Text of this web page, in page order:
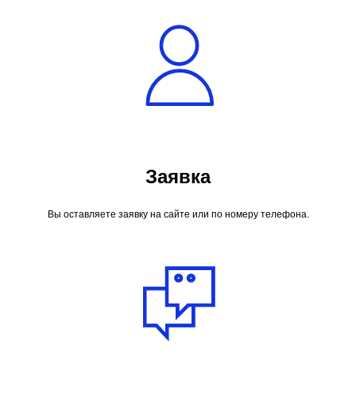
Заявка
Вы оставляете заявку на сайте или по номеру телефона.